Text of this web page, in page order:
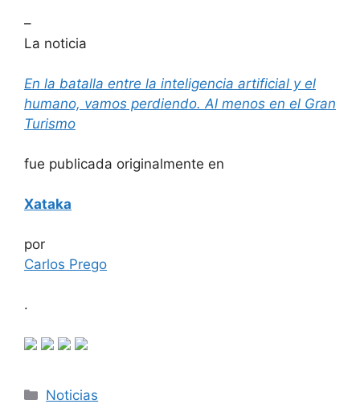
–
La noticia
En la batalla entre la inteligencia artificial y el
humano, vamos perdiendo. Al menos en el Gran
Turismo
fue publicada originalmente en
Xataka
por
Carlos Prego
.
Categorías
Noticias